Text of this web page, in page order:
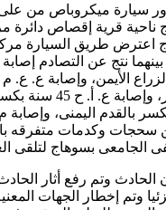
سيارة ميكروباص من
قرية إقصاص دائرة
طريق السيارة
مضاعف بالساق الأيسر،
سحجات وكدمات متفرقه
الجامعى بسوهاج لتلقى
الحادث وتم رفع أثار
وتم إخطار الجهات